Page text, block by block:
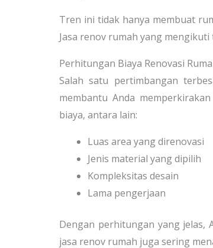
Tren ini tidak hanya membuat
Jasa renov rumah yang
Perhitungan Biaya Renovasi
Salah satu pertimbangan
membantu Anda
biaya, antara lain:
Luas area yang direnovasi
Jenis material yang dipilih
Kompleksitas desain
Lama pengerjaan
Dengan perhitungan yang jelas,
jasa renov rumah juga sering